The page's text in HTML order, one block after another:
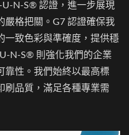
N-S® 認證，進一步展現
嚴格把關。G7 認證確保我
一致色彩與準確度，提供穩
N-S® 則強化我們的企業
靠性。我們始終以最高標
刷品質，滿足各種專業需